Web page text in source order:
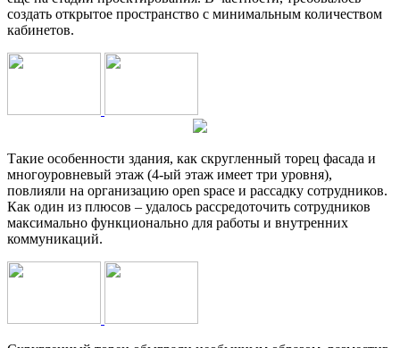
создать открытое пространство с минимальным количеством
кабинетов.
Такие особенности здания, как скругленный торец фасада и
многоуровневый этаж (4-ый этаж имеет три уровня),
повлияли на организацию open space и рассадку сотрудников.
Как один из плюсов – удалось рассредоточить сотрудников
максимально функционально для работы и внутренних
коммуникаций.